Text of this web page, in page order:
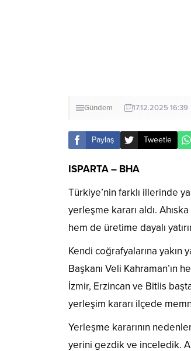
Gündem 17.12.2025 16:39
Paylaş Tweetle
ISPARTA – BHA
Türkiye’nin farklı illerinde
yerleşme kararı aldı.
hem de üretime dayalı
Kendi coğrafyalarına yakın
Başkanı Veli Kahraman’ın
İzmir, Erzincan ve Bitlis
yerleşim kararı ilçede
Yerleşme kararının
yerini gezdik ve inceledik.